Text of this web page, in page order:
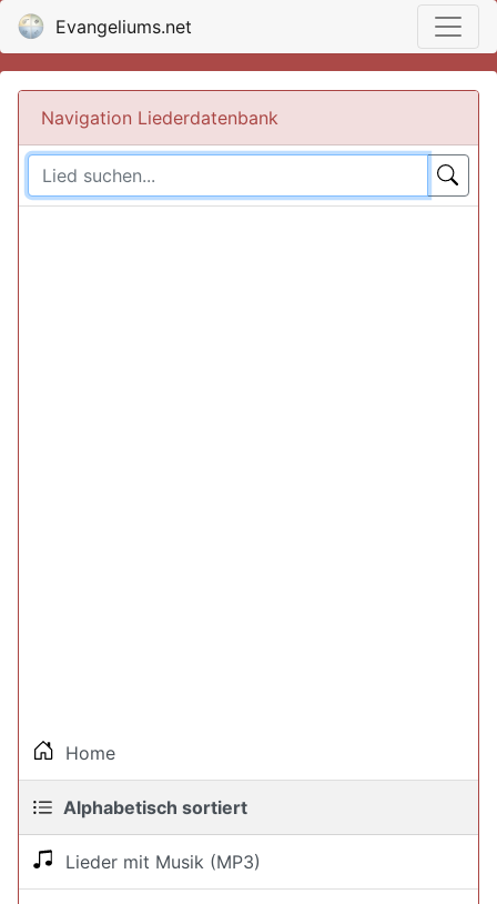
Evangeliums.net
Navigation Liederdatenbank
Home
Alphabetisch sortiert
Lieder mit Musik (MP3)